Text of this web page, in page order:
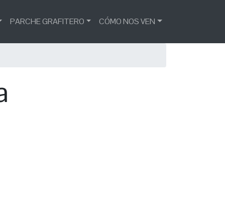
PARCHE GRAFITERO CÓMO NOS VEN